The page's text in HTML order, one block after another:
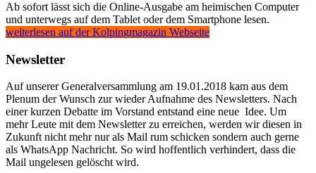
Ab sofort lässt sich die Online-Ausgabe am heimischen Computer
und unterwegs auf dem Tablet oder dem Smartphone lesen.
weiterlesen auf der Kolpingmagazin Webseite
Newsletter
Auf unserer Generalversammlung am 19.01.2018 kam aus dem
Plenum der Wunsch zur wieder Aufnahme des Newsletters. Nach
einer kurzen Debatte im Vorstand entstand eine neue Idee. Um
mehr Leute mit dem Newsletter zu erreichen, werden wir diesen in
Zukunft nicht mehr nur als Mail rum schicken sondern auch gerne
als WhatsApp Nachricht. So wird hoffentlich verhindert, dass die
Mail ungelesen gelöscht wird.